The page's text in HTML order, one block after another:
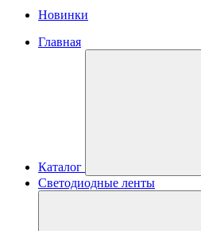
Новинки
Главная
Каталог
Светодиодные ленты